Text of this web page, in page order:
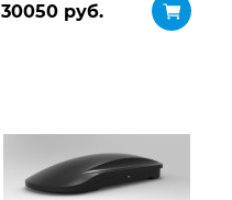
30050 руб.